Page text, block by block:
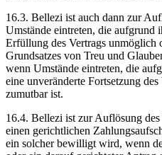
16.3. Bellezi ist auch dann zur
Umstände eintreten, die aufgrund
Erfüllung des Vertrags unmöglich
Grundsatzes von Treu und
wenn Umstände eintreten, die
eine unveränderte Fortsetzung
zumutbar ist.
16.4. Bellezi ist zur Auflösung
einen gerichtlichen
ein solcher bewilligt wird, wenn